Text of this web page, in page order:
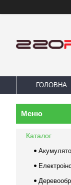
ГОЛОВНА
Каталог